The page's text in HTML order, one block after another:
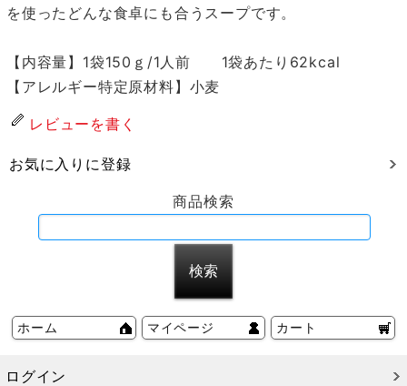
を使ったどんな食卓にも合うスープです。
【内容量】1袋150ｇ/1人前 1袋あたり62kcal
【アレルギー特定原材料】小麦
レビューを書く
お気に入りに登録
商品検索
ホーム マイページ カート
ログイン